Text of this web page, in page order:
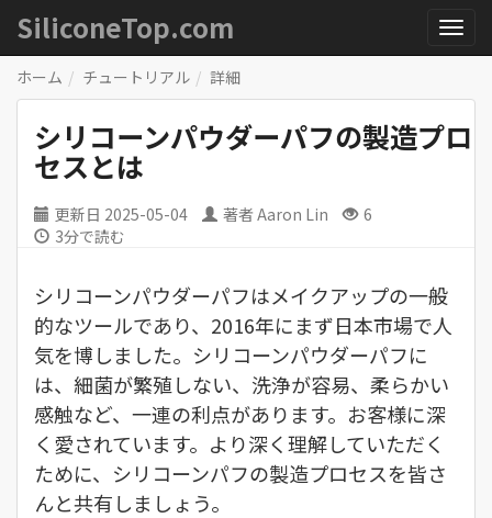
SiliconeTop.com
ホーム チュートリアル 詳細
シリコーンパウダーパフの製造プロ
セスとは
更新日 2025-05-04 著者 Aaron Lin
6
3分で読む
シリコーンパウダーパフはメイクアップの一般
的なツールであり、2016年にまず日本市場で人
気を博しました。シリコーンパウダーパフに
は、細菌が繁殖しない、洗浄が容易、柔らかい
感触など、一連の利点があります。お客様に深
く愛されています。より深く理解していただく
ために、シリコーンパフの製造プロセスを皆さ
んと共有しましょう。